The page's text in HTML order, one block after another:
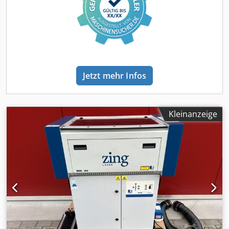
Kühlsysteme integrieren lässt. Warum die CW-3000 die
Sicherheit und Qualität des Prozesses verbessert: * Schutz
der Laserkomponenten – eine stabile Kühlung reduziert
Temperaturschwankungen in der Röhre, wodurch das
Risiko von thermischen Belastungen des gesamten
verringert wird. Dies führt zu einem sichereren und
vorhersehbareren Betrieb. * Verlängerte Lebensdauer der
Ausgangsparameter länger beizubehalten und die
Notwendigkeit eines Austauschs hinauszuzögern. *
Bessere Schnitt- und Gravierqualität – eine stabile
Temperatur bedeutet eine stabile Strahlleistung, was zu
einem gleichmäßigen Schnittbild, sauberen Kanten und
weniger Nachbearbeitungen führt. * Kontinuierliche
Produktion – das geringere Risiko von
Temperaturwarnungen und Unterbrechungen zur
Kühlung des Systems bedeutet einen vorhersehbaren
Produktionszyklus. * Wirtschaftlicher Betrieb – die
einfache Konstruktion, die kompakten Abmessungen und
Jetzt mehr Infos
Kleinanzeige